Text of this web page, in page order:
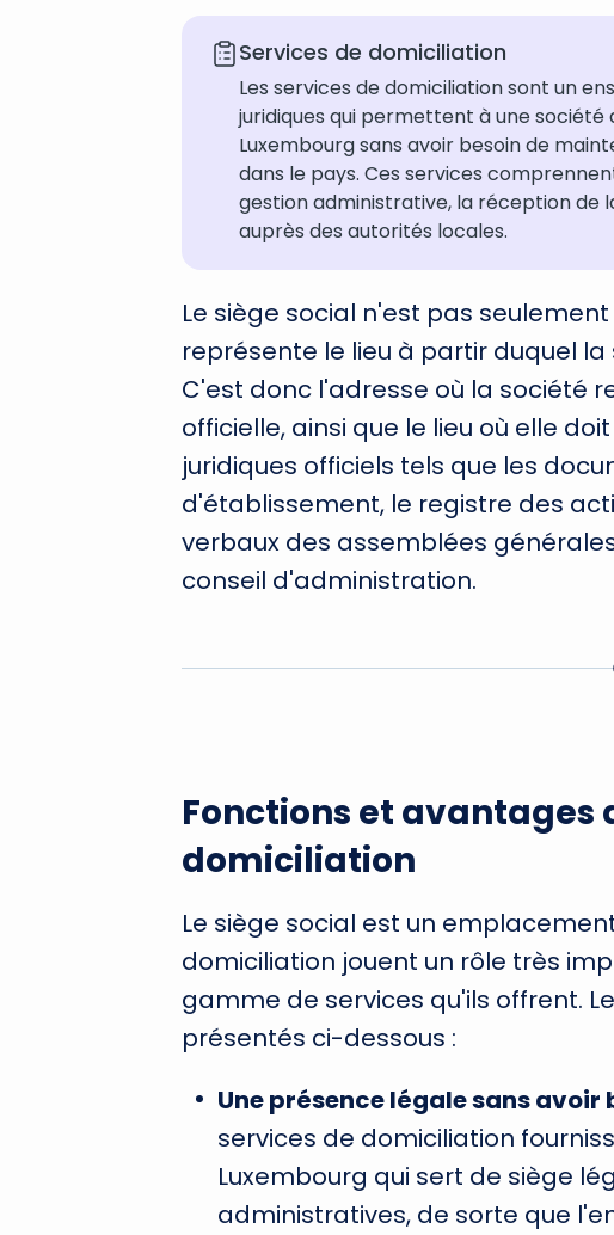
Services de domiciliation
Les services de domiciliation sont un
juridiques qui permettent à une
Luxembourg sans avoir besoin de
dans le pays. Ces services
gestion administrative, la réception
auprès des autorités locales.
Le siège social n'est pas
représente le lieu à partir duquel
C'est donc l'adresse où la société
officielle, ainsi que le lieu où elle
juridiques officiels tels que les
d'établissement, le registre des
verbaux des assemblées
conseil d'administration.
Fonctions et avantages
domiciliation
Le siège social est un
domiciliation jouent un rôle très
gamme de services qu'ils offrent.
présentés ci-dessous :
Une présence légale sans
services de domiciliation
Luxembourg qui sert de siège
administratives, de sorte que